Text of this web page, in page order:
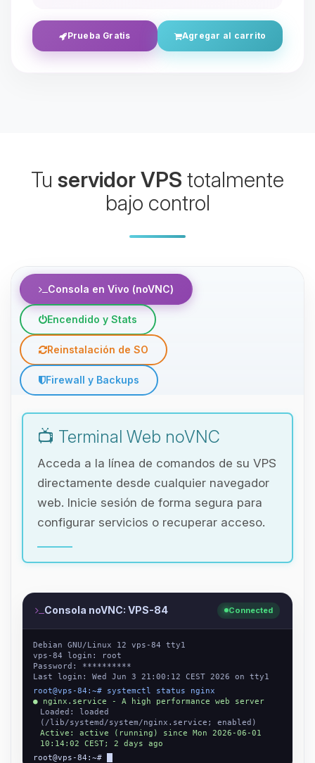
Prueba Gratis Agregar al carrito
Tu servidor VPS totalmente
bajo control
Consola en Vivo (noVNC)
Encendido y Stats
Reinstalación de SO
Firewall y Backups
📺 Terminal Web noVNC
Acceda a la línea de comandos de su VPS
directamente desde cualquier navegador
web. Inicie sesión de forma segura para
configurar servicios o recuperar acceso.
Consola noVNC: VPS-84 Connected
Debian GNU/Linux 12 vps-84 tty1
vps-84 login: root
Password: **********
Last login: Wed Jun 3 21:00:12 CEST 2026 on tty1
root@vps-84:~# systemctl status nginx
● nginx.service - A high performance web server
Loaded: loaded
(/lib/systemd/system/nginx.service; enabled)
Active: active (running) since Mon 2026-06-01
10:14:02 CEST; 2 days ago
root@vps-84:~#
hablar! Soy Choupy, tu pequeno
asistente de BoxToPlay. Cuentame
que necesitas y moveré mis
07/08/2026 12:34